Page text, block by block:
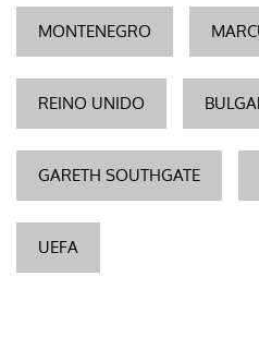
MONTENEGRO
REINO UNIDO
GARETH SOUTHGATE
UEFA